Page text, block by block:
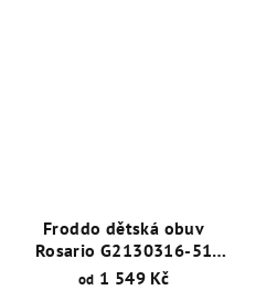
Froddo dětská obuv
Rosario G2130316-51
Flowers
od 1 549 Kč